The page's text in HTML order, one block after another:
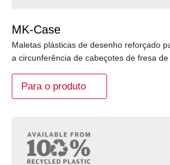
MK-Case
Maletas plásticas de desenho reforçado
a circunferência de cabeçotes de fresa
Para o produto